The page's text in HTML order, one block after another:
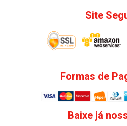
Site
Formas de
Baixe já